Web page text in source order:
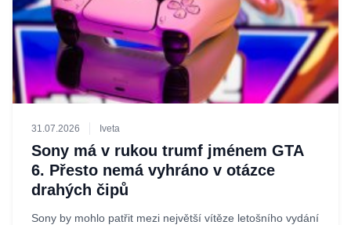
31.07.2026 Iveta
Sony má v rukou trumf jménem GTA
6. Přesto nemá vyhráno v otázce
drahých čipů
Sony by mohlo patřit mezi největší vítěze letošního vydání